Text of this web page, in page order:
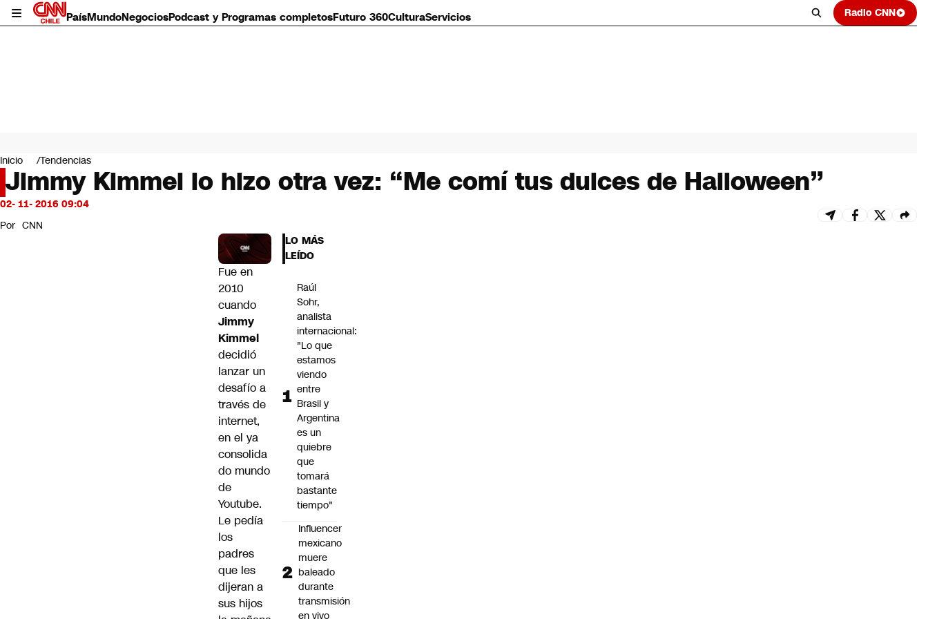
PaísMundoNegociosPodcast y Programas completosFuturo 360CulturaServicios Radio CNN
Mundo
Negocios
Deportes
Programas completos
Servicios
Inicio Tendencias
Jimmy Kimmel lo hizo otra vez: “Me comí tus dulces de Halloween”
02- 11- 2016 09:04
Por CNN
Fue en
2010
cuando
Jimmy
Kimmel
decidió
lanzar un
desafío a
través de
internet,
en el ya
consolida
do mundo
de
Youtube.
Le pedía
los
padres
que les
dijeran a
sus hijos
LO MÁS
LEÍDO
Raúl
Sohr,
analista
internacional:
"Lo que
estamos
viendo
entre
Brasil y
Argentina
es un
quiebre
que
tomará
bastante
tiempo"
Influencer
mexicano
muere
baleado
durante
transmisión
en vivo